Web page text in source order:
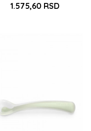
1.575,60 RSD